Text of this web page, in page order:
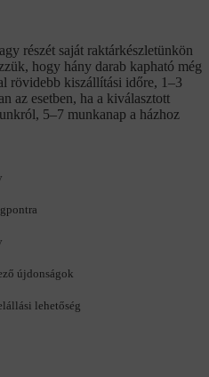
részét saját raktárkészletünkön
hogy hány darab kapható még
rövidebb kiszállítási időre, 1–3
az esetben, ha a kiválasztott
5–7 munkanap a házhoz
újdonságok
lehetőség